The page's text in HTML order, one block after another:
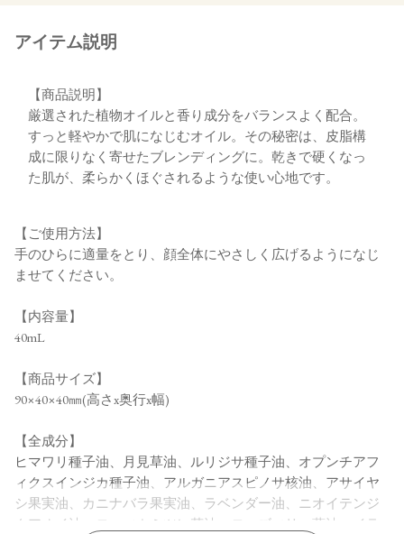
アイテム説明
【商品説明】
厳選された植物オイルと香り成分をバランスよく配合。
すっと軽やかで肌になじむオイル。その秘密は、皮脂構
成に限りなく寄せたブレンディングに。乾きで硬くなっ
た肌が、柔らかくほぐされるような使い心地です。
【ご使用方法】
手のひらに適量をとり、顔全体にやさしく広げるようになじ
ませてください。
【内容量】
40mL
【商品サイズ】
90×40×40㎜(高さx奥行x幅)
【全成分】
ヒマワリ種子油、月見草油、ルリジサ種子油、オプンチアフ
ィクスインジカ種子油、アルガニアスピノサ核油、アサイヤ
シ果実油、カニナバラ果実油、ラベンダー油、ニオイテンジ
クアオイ油、ローマカミツレ花油、ローズマリー葉油、イラ